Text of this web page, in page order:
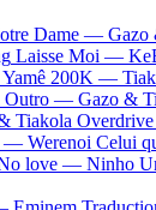
Dame — Gazo
Laisse Moi —
Yamê 200K —
Outro — Gazo &
Tiakola
— Werenoi Celui
love — Ninho